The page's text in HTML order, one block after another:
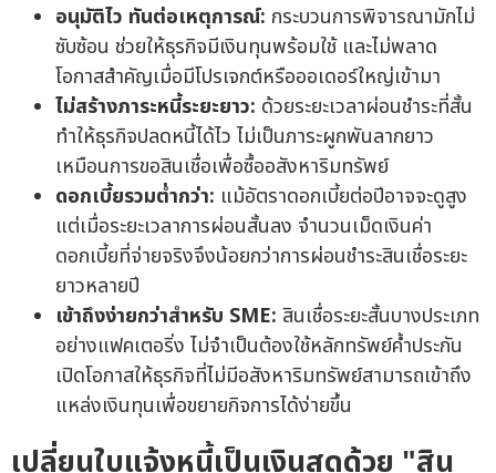
อนุมัติไว ทันต่อเหตุการณ์: กระบวนการพิจารณามักไม่
ซับซ้อน ช่วยให้ธุรกิจมีเงินทุนพร้อมใช้ และไม่พลาด
โอกาสสำคัญเมื่อมีโปรเจกต์หรือออเดอร์ใหญ่เข้ามา
ไม่สร้างภาระหนี้ระยะยาว: ด้วยระยะเวลาผ่อนชำระที่สั้น
ทำให้ธุรกิจปลดหนี้ได้ไว ไม่เป็นภาระผูกพันลากยาว
เหมือนการขอสินเชื่อเพื่อซื้ออสังหาริมทรัพย์
ดอกเบี้ยรวมต่ำกว่า: แม้อัตราดอกเบี้ยต่อปีอาจจะดูสูง
แต่เมื่อระยะเวลาการผ่อนสั้นลง จำนวนเม็ดเงินค่า
ดอกเบี้ยที่จ่ายจริงจึงน้อยกว่าการผ่อนชำระสินเชื่อระยะ
ยาวหลายปี
เข้าถึงง่ายกว่าสำหรับ SME: สินเชื่อระยะสั้นบางประเภท
อย่างแฟคเตอริ่ง ไม่จำเป็นต้องใช้หลักทรัพย์ค้ำประกัน
เปิดโอกาสให้ธุรกิจที่ไม่มีอสังหาริมทรัพย์สามารถเข้าถึง
แหล่งเงินทุนเพื่อขยายกิจการได้ง่ายขึ้น
เปลี่ยนใบแจ้งหนี้เป็นเงินสดด้วย "สิน